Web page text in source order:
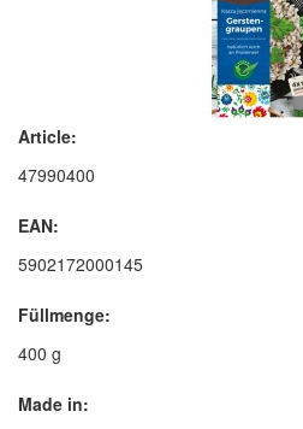
Article:
47990400
EAN:
5902172000145
Füllmenge:
400 g
Made in: